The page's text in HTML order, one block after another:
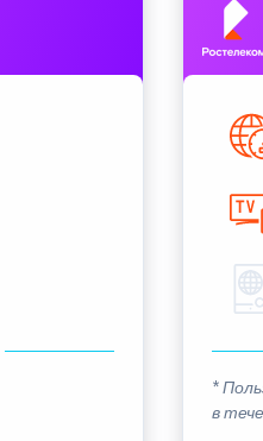
*
в